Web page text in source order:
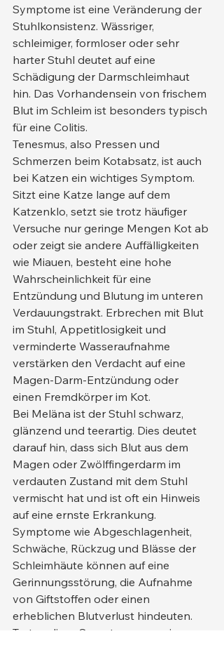
Symptome ist eine Veränderung der
Stuhlkonsistenz. Wässriger,
schleimiger, formloser oder sehr
harter Stuhl deutet auf eine
Schädigung der Darmschleimhaut
hin. Das Vorhandensein von frischem
Blut im Schleim ist besonders typisch
für eine Colitis.
Tenesmus, also Pressen und
Schmerzen beim Kotabsatz, ist auch
bei Katzen ein wichtiges Symptom.
Sitzt eine Katze lange auf dem
Katzenklo, setzt sie trotz häufiger
Versuche nur geringe Mengen Kot ab
oder zeigt sie andere Auffälligkeiten
wie Miauen, besteht eine hohe
Wahrscheinlichkeit für eine
Entzündung und Blutung im unteren
Verdauungstrakt. Erbrechen mit Blut
im Stuhl, Appetitlosigkeit und
verminderte Wasseraufnahme
verstärken den Verdacht auf eine
Magen-Darm-Entzündung oder
einen Fremdkörper im Kot.
Bei Meläna ist der Stuhl schwarz,
glänzend und teerartig. Dies deutet
darauf hin, dass sich Blut aus dem
Magen oder Zwölffingerdarm im
verdauten Zustand mit dem Stuhl
vermischt hat und ist oft ein Hinweis
auf eine ernste Erkrankung.
Symptome wie Abgeschlagenheit,
Schwäche, Rückzug und Blässe der
Schleimhäute können auf eine
Gerinnungsstörung, die Aufnahme
von Giftstoffen oder einen
erheblichen Blutverlust hindeuten.
Treten diese Symptome gemeinsam